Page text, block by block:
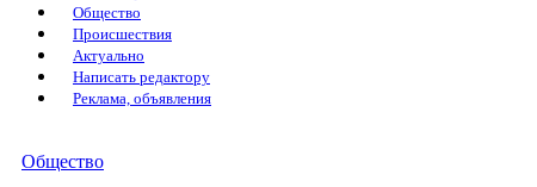
Общество
Происшествия
Актуально
Написать редактору
Реклама, объявления
Общество